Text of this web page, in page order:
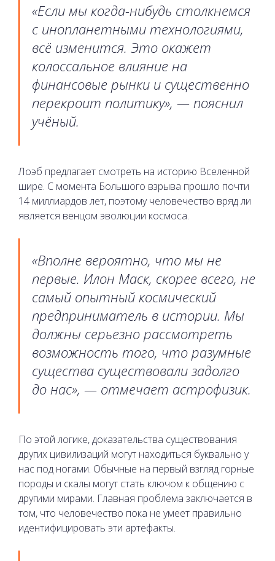
«Если мы когда-нибудь столкнемся
с инопланетными технологиями,
всё изменится. Это окажет
колоссальное влияние на
финансовые рынки и существенно
перекроит политику», — пояснил
учёный.
Лоэб предлагает смотреть на историю Вселенной
шире. С момента Большого взрыва прошло почти
14 миллиардов лет, поэтому человечество вряд ли
является венцом эволюции космоса.
«Вполне вероятно, что мы не
первые. Илон Маск, скорее всего, не
самый опытный космический
предприниматель в истории. Мы
должны серьезно рассмотреть
возможность того, что разумные
существа существовали задолго
до нас», — отмечает астрофизик.
По этой логике, доказательства существования
других цивилизаций могут находиться буквально у
нас под ногами. Обычные на первый взгляд горные
породы и скалы могут стать ключом к общению с
другими мирами. Главная проблема заключается в
том, что человечество пока не умеет правильно
идентифицировать эти артефакты.